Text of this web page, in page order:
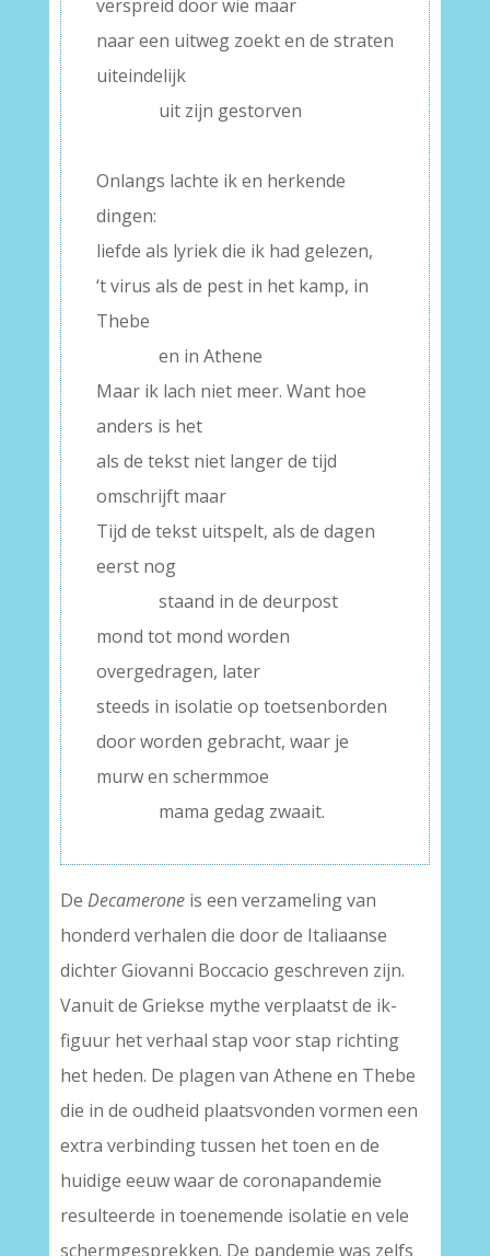
verspreid door wie maar
naar een uitweg zoekt en de straten
uiteindelijk
uit zijn gestorven
Onlangs lachte ik en herkende
dingen:
liefde als lyriek die ik had gelezen,
‘t virus als de pest in het kamp, in
Thebe
en in Athene
Maar ik lach niet meer. Want hoe
anders is het
als de tekst niet langer de tijd
omschrijft maar
Tijd de tekst uitspelt, als de dagen
eerst nog
staand in de deurpost
mond tot mond worden
overgedragen, later
steeds in isolatie op toetsenborden
door worden gebracht, waar je
murw en schermmoe
mama gedag zwaait.
De Decameroneis een verzameling van
honderd verhalen die door de Italiaanse
dichter Giovanni Boccacio geschreven zijn.
Vanuit de Griekse mythe verplaatst de ik-
figuur het verhaal stap voor stap richting
het heden. De plagen van Athene en Thebe
die in de oudheid plaatsvonden vormen een
extra verbinding tussen het toen en de
huidige eeuw waar de coronapandemie
resulteerde in toenemende isolatie en vele
schermgesprekken. De pandemie was zelfs